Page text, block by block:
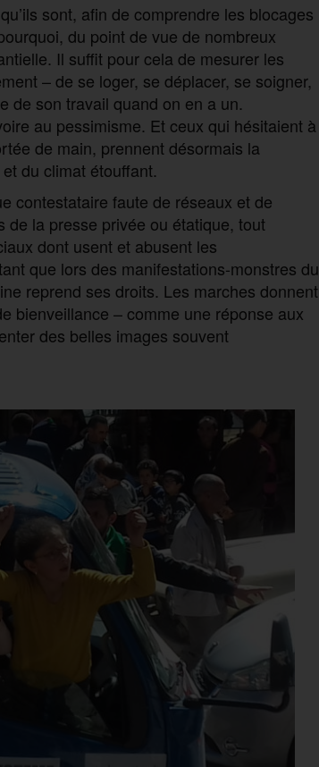
sont, afin de comprendre les blocages
du point de vue de nombreux
Il suffit pour cela de mesurer les
– de se loger, se déplacer, se soigner,
de son travail quand on en a un.
au pessimisme. Et ceux qui hésitaient à
de main, prennent désormais la
du climat étouffant.
contestataire faute de réseaux et de
la presse privée ou étatique, tout
dont usent et abusent les
que lors des manifestations-monstres du
reprend ses droits. Les marches donnent
bienveillance – comme une réponse aux
des belles images souvent